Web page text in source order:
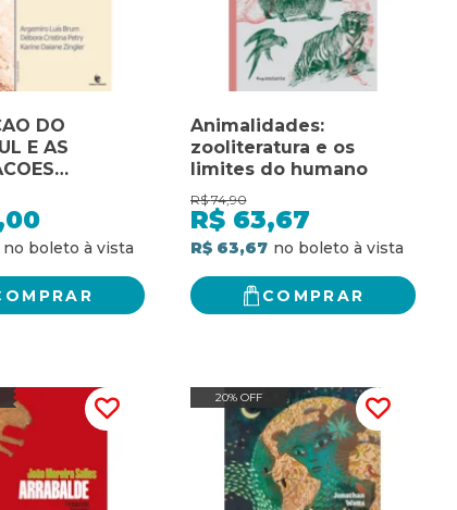
DO
E AS
COM A
A - 1
Animalidades:
zooliteratura e os
limites do humano
R$ 74,90
R$ 63,67
R$ 63,67
COMPRAR
20% OFF